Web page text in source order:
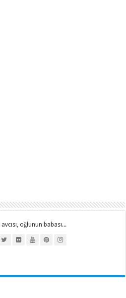
avcısı, oğlunun babası...